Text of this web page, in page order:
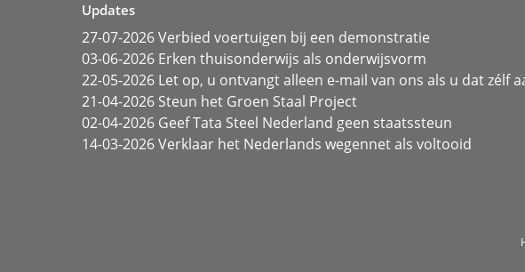
Updates
27-07-2026 Verbied voertuigen bij een demonstratie
03-06-2026 Erken thuisonderwijs als onderwijsvorm
22-05-2026 Let op, u ontvangt alleen e-mail van ons als u dat zélf
21-04-2026 Steun het Groen Staal Project
02-04-2026 Geef Tata Steel Nederland geen staatssteun
14-03-2026 Verklaar het Nederlands wegennet als voltooid